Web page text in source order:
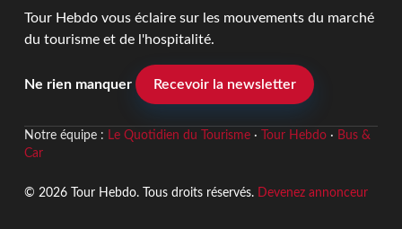
Tour Hebdo vous éclaire sur les mouvements du marché
du tourisme et de l'hospitalité.
Ne rien manquer Recevoir la newsletter
Notre équipe : Le Quotidien du Tourisme· Tour Hebdo· Bus &
Car
© 2026 Tour Hebdo. Tous droits réservés. Devenez annonceur